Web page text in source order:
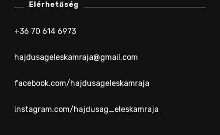
Elérhetőség
+36 70 614 6973
hajdusageleskamraja@gmail.com
facebook.com/hajdusageleskamraja
instagram.com/hajdusag_eleskamraja